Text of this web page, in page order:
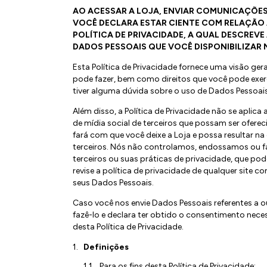
AO ACESSAR A LOJA, ENVIAR
VOCÊ DECLARA ESTAR CIENTE COM
POLÍTICA DE PRIVACIDADE, A QUAL
DADOS PESSOAIS QUE VOCÊ DISPONIBILIZAR
Esta Política de Privacidade fornece uma visão
pode fazer, bem como direitos que você pode
tiver alguma dúvida sobre o uso de Dados
Além disso, a Política de Privacidade não se
de mídia social de terceiros que possam ser
fará com que você deixe a Loja e possa resultar
terceiros. Nós não controlamos, endossamos ou
terceiros ou suas práticas de privacidade, que
revise a política de privacidade de qualquer site
seus Dados Pessoais.
Caso você nos envie Dados Pessoais referentes
fazê-lo e declara ter obtido o consentimento
desta Política de Privacidade.
Definições